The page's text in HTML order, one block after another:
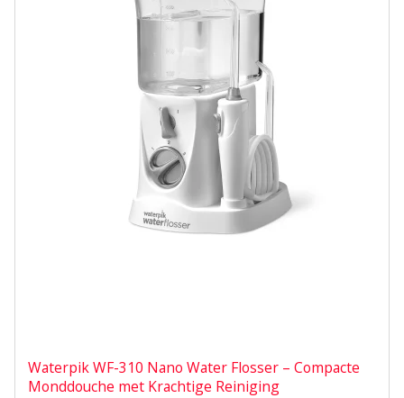
Waterpik WF-310 Nano Water Flosser – Compacte
Monddouche met Krachtige Reiniging